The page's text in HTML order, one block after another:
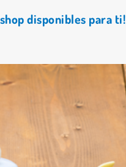
disponibles para ti!